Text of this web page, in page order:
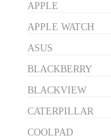
APPLE
APPLE WATCH
ASUS
BLACKBERRY
BLACKVIEW
CATERPILLAR
COOLPAD